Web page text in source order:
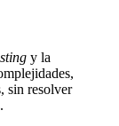
y la
sin resolver